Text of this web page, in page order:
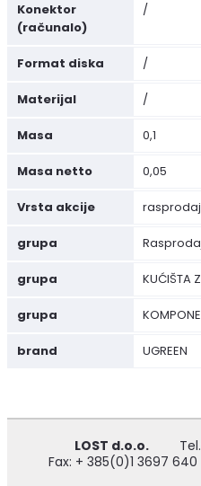
Konektor
(računalo)
/
Format diska /
Materijal /
Masa 0,1
Masa netto 0,05
Vrsta akcije
grupa
grupa KUĆIŠTA
grupa
brand UGREEN
LOST d.o.o.
Fax: + 385(0)1 3697 640